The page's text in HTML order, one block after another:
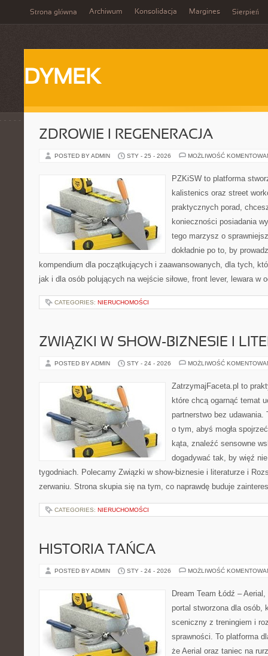
Strona główna Archiwum Konsolidacja Margines Sierpień
DYMEK
ZDROWIE I REGENERACJA
POSTED BY ADMIN STY - 25 - 2026 MOŻLIWOŚĆ
PZKiSW to platforma
kalistenics oraz street
praktycznych porad,
konieczności posiadania
tego marzysz o
dokładnie po to, by
kompendium dla początkujących i zaawansowanych, dla tych,
jak i dla osób polujących na wejście siłowe, front lever, lewara w
CATEGORIES: NIERUCHOMOŚCI
ZWIĄZKI W SHOW-BIZNESIE I
POSTED BY ADMIN STY - 24 - 2026 MOŻLIWOŚĆ
ZatrzymajFaceta.pl to
które chcą ogarnąć temat
partnerstwo bez udawania.
o tym, abyś mogła
kąta, znaleźć sensowne
dogadywać tak, by więź
tygodniach. Polecamy Związki w show-biznesie i literaturze i
zerwaniu. Strona skupia się na tym, co naprawdę buduje
CATEGORIES: NIERUCHOMOŚCI
HISTORIA TAŃCA
POSTED BY ADMIN STY - 24 - 2026 MOŻLIWOŚĆ
Dream Team Łódź –
portal stworzona dla osób,
sceniczny z treningiem i
sprawności. To platforma
że Aerial oraz taniec na